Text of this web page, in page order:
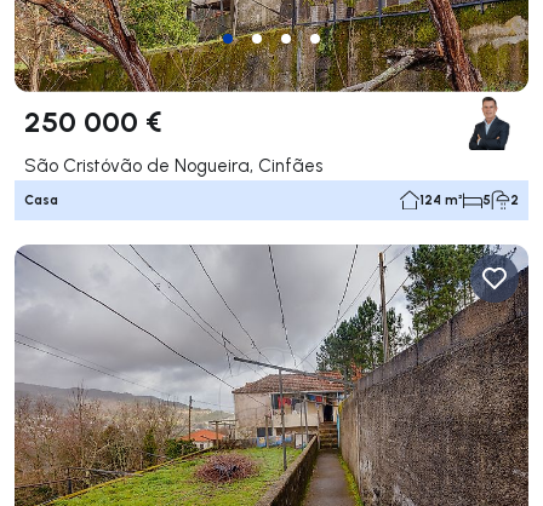
250 000 €
São Cristóvão de Nogueira, Cinfães
Casa 124 m² 5 2